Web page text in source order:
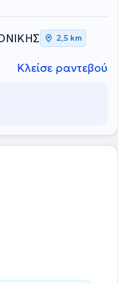
2,5 km
Κλείσε ραντεβού